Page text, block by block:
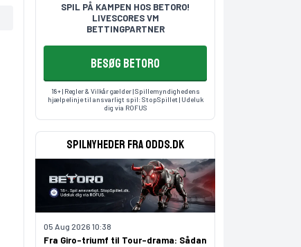
SPIL PÅ KAMPEN HOS BETORO!
LIVESCORES VM
BETTINGPARTNER
BESØG BETORO
18+ | Regler & Vilkår gælder | Spillemyndighedens
hjælpelinje til ansvarligt spil:StopSpillet | Udeluk
dig via ROFUS
Spilnyheder fra odds.dk
Fra Giro-triumf til Tour-drama: Sådan
05 Aug 2026 10:38